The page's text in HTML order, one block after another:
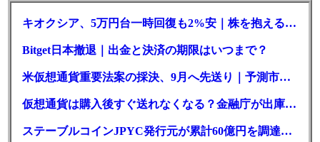
キオクシア、5万円台一時回復も2%安｜株を抱える東芝は純利益30倍
Bitget日本撤退｜出金と決済の期限はいつまで？
米仮想通貨重要法案の採決、9月へ先送り｜予測市場の成立確率は14%に
仮想通貨は購入後すぐ送れなくなる？金融庁が出庫制限を要請
ステーブルコインJPYC発行元が累計60億円を調達、物流大手も出資参画